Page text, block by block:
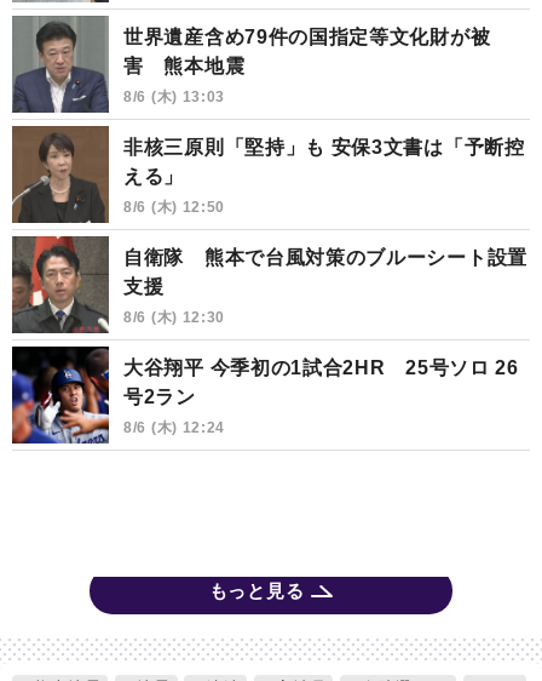
世界遺産含め79件の国指定等文化財が被
害 熊本地震
8/6 (木) 13:03
非核三原則「堅持」も 安保3文書は「予断控
える」
8/6 (木) 12:50
自衛隊 熊本で台風対策のブルーシート設置
支援
8/6 (木) 12:30
大谷翔平 今季初の1試合2HR 25号ソロ 26
号2ラン
8/6 (木) 12:24
もっと見る